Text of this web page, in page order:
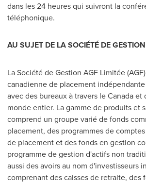
dans les 24 heures qui suivront la
téléphonique.
AU SUJET DE LA SOCIÉTÉ DE
La Société de Gestion AGF Limitée
canadienne de placement
avec des bureaux à travers leCanadaet
monde entier. La gamme de produits et
comprend un groupe varié de fonds
placement, des programmes de
de placement et des fonds en gestion
programme de gestion d'actifs non
aussi des avoirs au nom d'investisseurs
comprenant des caisses de retraite, des